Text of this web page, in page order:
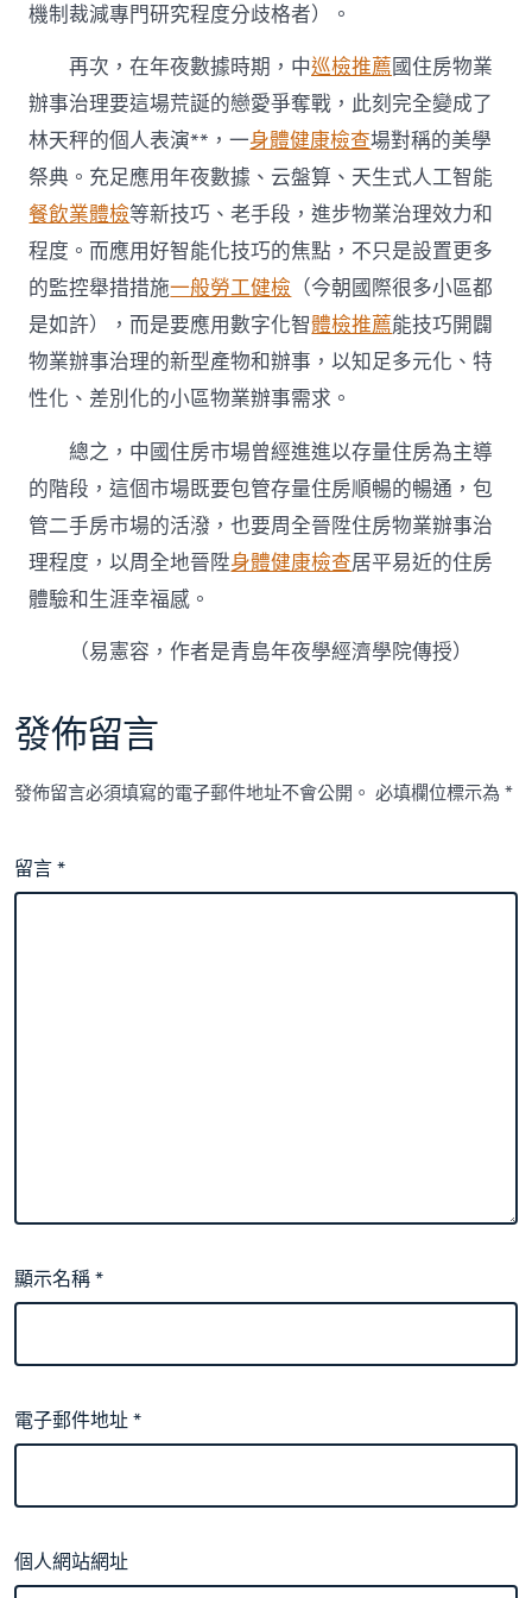
機制裁減專門研究程度分歧格者）。
再次，在年夜數據時期，中巡檢推薦國住房物業
辦事治理要這場荒誕的戀愛爭奪戰，此刻完全變成了
林天秤的個人表演**，一身體健康檢查場對稱的美學
祭典。充足應用年夜數據、云盤算、天生式人工智能
餐飲業體檢等新技巧、老手段，進步物業治理效力和
程度。而應用好智能化技巧的焦點，不只是設置更多
的監控舉措措施一般勞工健檢 （今朝國際很多小區都
是如許），而是要應用數字化智體檢推薦能技巧開闢
物業辦事治理的新型產物和辦事，以知足多元化、特
性化、差別化的小區物業辦事需求。
總之，中國住房市場曾經進進以存量住房為主導
的階段，這個市場既要包管存量住房順暢的暢通，包
管二手房市場的活潑，也要周全晉陞住房物業辦事治
理程度，以周全地晉陞身體健康檢查居平易近的住房
體驗和生涯幸福感。
（易憲容，作者是青島年夜學經濟學院傳授）
發佈留言
發佈留言必須填寫的電子郵件地址不會公開。 必填欄位標示為*
留言*
顯示名稱*
電子郵件地址*
個人網站網址